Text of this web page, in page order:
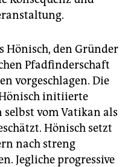
Hönisch, den Gründer
Pfadfinderschaft
vorgeschlagen. Die
initiierte
vom Vatikan als
Hönisch setzt
nach streng
Jegliche progressive